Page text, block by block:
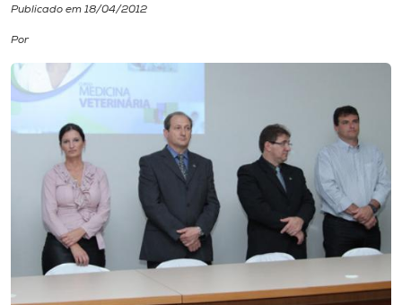
Cultura
CPA
Biblioteca
Editora
Rádio
Publicado em 18/04/2012
Por